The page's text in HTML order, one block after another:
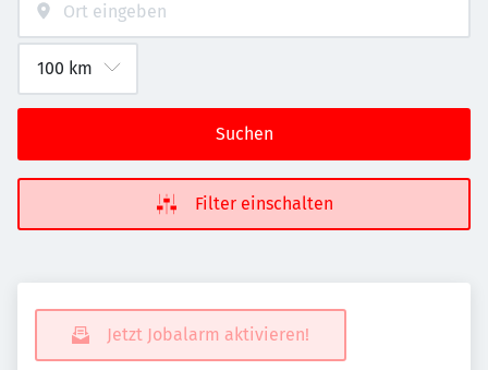
Suchen
Filter einschalten
Jetzt Jobalarm aktivieren!